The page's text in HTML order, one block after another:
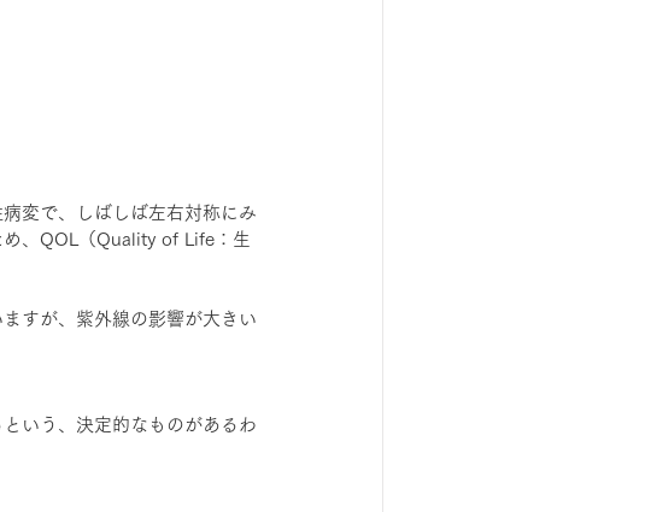
変で、しばしば左右対称にみ
め、QOL（Quality of Life：生
すが、紫外線の影響が大きい
いう、決定的なものがあるわ